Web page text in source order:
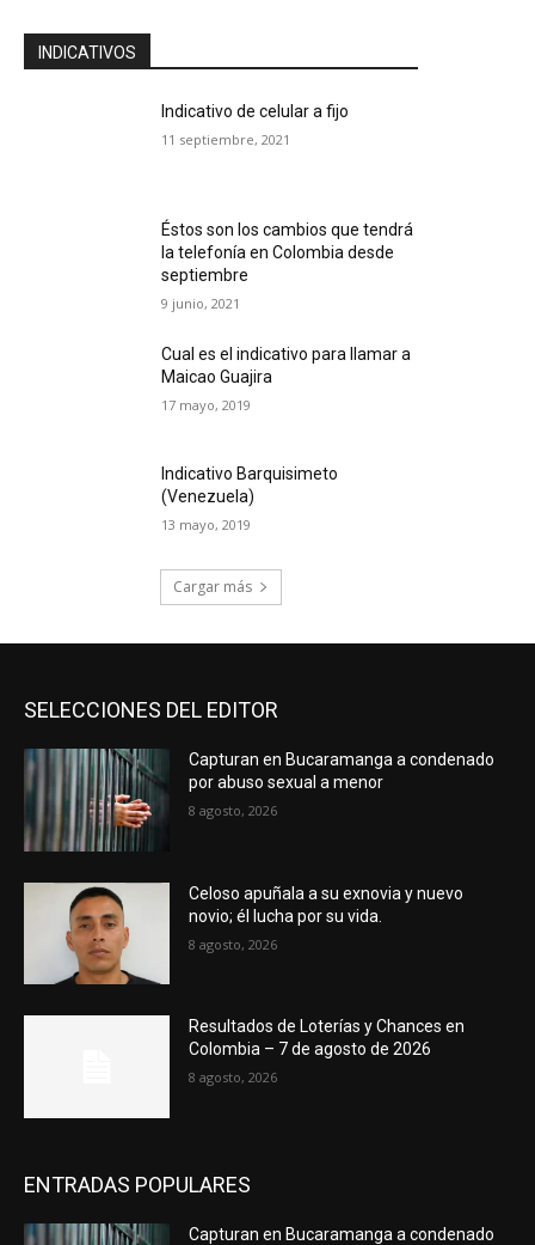
INDICATIVOS
Indicativo de celular a fijo
11 septiembre, 2021
Éstos son los cambios que tendrá
la telefonía en Colombia desde
septiembre
9 junio, 2021
Cual es el indicativo para llamar a
Maicao Guajira
17 mayo, 2019
Indicativo Barquisimeto
(Venezuela)
13 mayo, 2019
Cargar más
SELECCIONES DEL EDITOR
Capturan en Bucaramanga a condenado
por abuso sexual a menor
8 agosto, 2026
Celoso apuñala a su exnovia y nuevo
novio; él lucha por su vida.
8 agosto, 2026
Resultados de Loterías y Chances en
Colombia – 7 de agosto de 2026
8 agosto, 2026
ENTRADAS POPULARES
Capturan en Bucaramanga a condenado